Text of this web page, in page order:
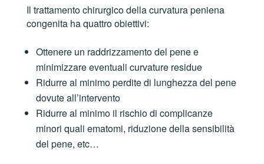
Il trattamento chirurgico della curvatura peniena
congenita ha quattro obiettivi:
Ottenere un raddrizzamento del pene e
minimizzare eventuali curvature residue
Ridurre al minimo perdite di lunghezza del pene
dovute all’intervento
Ridurre al minimo il rischio di complicanze
minori quali ematomi, riduzione della sensibilità
del pene, etc…